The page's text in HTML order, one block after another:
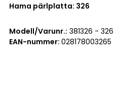
Hama pärlplatta: 326
Modell/Varunr.: 381326 - 326
EAN-nummer: 028178003265